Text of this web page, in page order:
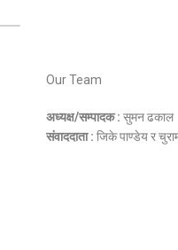
Our Team
अध्यक्ष/सम्पादक : सुमन ढकाल
संवाददाता : जिके पाण्डेय र